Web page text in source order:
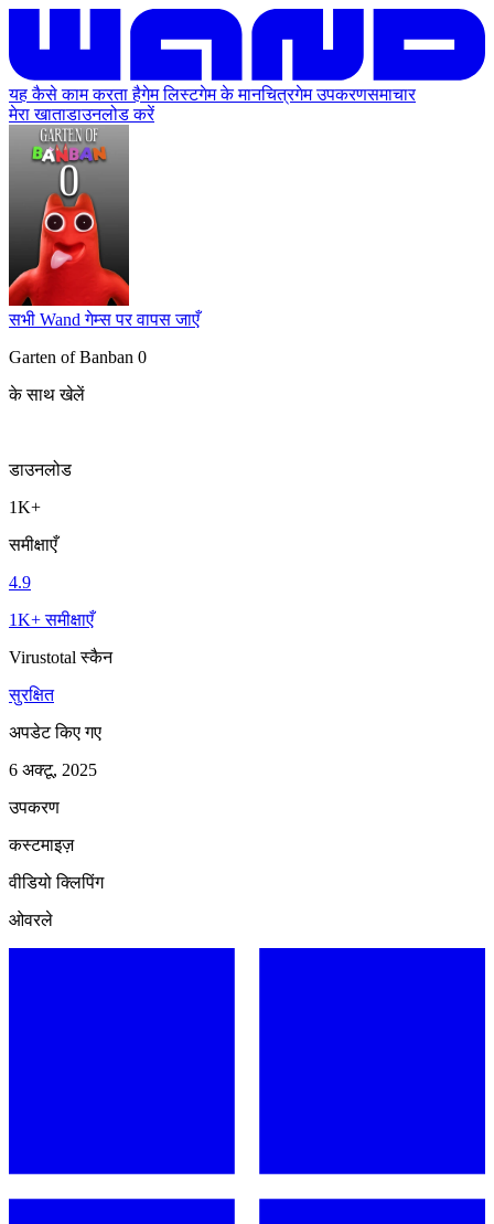
यह कैसे काम करता हैगेम लिस्टगेम के मानचित्रगेम उपकरणसमाचार
मेरा खाताडाउनलोड करें
सभी Wand गेम्स पर वापस जाएँ
Garten of Banban 0
के साथ खेलें
डाउनलोड
1K+
समीक्षाएँ
4.9
1K+ समीक्षाएँ
Virustotal स्कैन
सुरक्षित
अपडेट किए गए
6 अक्टू, 2025
उपकरण
कस्टमाइज़
वीडियो क्लिपिंग
ओवरले